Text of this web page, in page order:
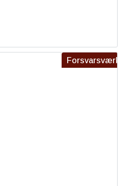
Forsvarsværk